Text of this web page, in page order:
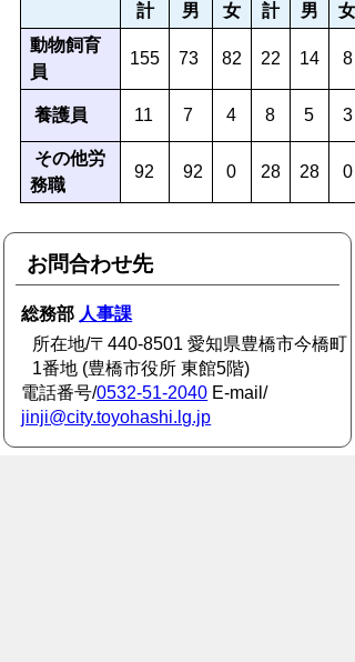
計
男 女 計 男
女
動物飼育
員
155 73 82 22 14 8
養護員 11 7 4 8 5 3
その他労
務職
92 92 0 28 28 0
お問合わせ先
総務部 人事課
所在地/〒440-8501 愛知県豊橋市今橋町
1番地 (豊橋市役所 東館5階)
電話番号/0532-51-2040 E-mail/
jinji@city.toyohashi.lg.jp